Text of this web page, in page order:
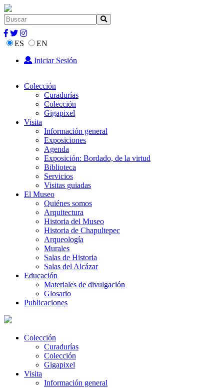
ES
EN
Iniciar Sesión
Colección
Curadurías
Colección
Gigapixel
Visita
Información general
Exposiciones
Agenda
Exposición: Bordado, de la virtud
Biblioteca
Servicios
Visitas guiadas
El Museo
Quiénes somos
Arquitectura
Historia del Museo
Historia de Chapultepec
Arqueología
Murales
Salas de Historia
Salas del Alcázar
Educación
Materiales de divulgación
Glosario
Publicaciones
Colección
Curadurías
Colección
Gigapixel
Visita
Información general